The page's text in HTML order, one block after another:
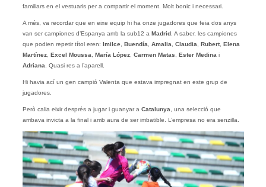
familiars en el vestuaris per a compartir el moment. Molt bonic i necessari.
A més, va recordar que en eixe equip hi ha onze jugadores que feia dos anys
van ser campiones d’Espanya amb la sub12 a Madrid. A saber, les campiones
que podien repetir títol eren: Imilce, Buendía Amalia Claudia Rubert, Elena
Martínez, Excel Moussa María López, Carmen Matas Ester Medina i
Adriana . Quasi res a l’aparell.
Hi havia ací un gen campió Valenta que estava impregnat en este grup de
jugadores.
Però calia eixir després a jugar i guanyar a Catalunya , una selecció que
arribava invicta a la final i amb aura de ser imbatible. L’empresa no era senzilla.